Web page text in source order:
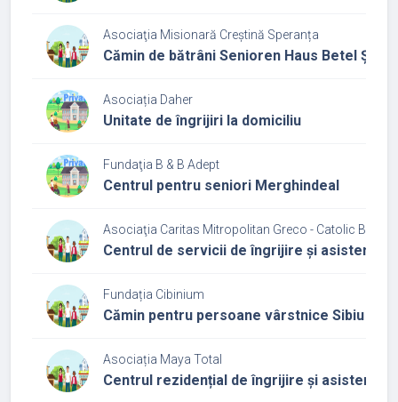
Asociaţia Misionară Creștină Speranța
Cămin de bătrâni Senioren Haus Betel
Asociația Daher
Unitate de îngrijiri la domiciliu
Fundaţia B & B Adept
Centrul pentru seniori Merghindeal
Asociaţia Caritas Mitropolitan Greco - Catolic Blaj
Centrul de servicii de îngrijire și asistență
Fundația Cibinium
Cămin pentru persoane vârstnice Sibiu
Asociația Maya Total
Centrul rezidențial de îngrijire și asistență